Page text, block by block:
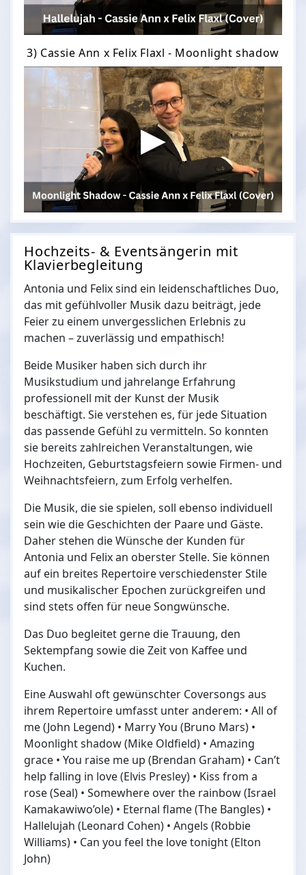
3) Cassie Ann x Felix Flaxl - Moonlight shadow
Hochzeits- & Eventsängerin mit
Klavierbegleitung
Antonia und Felix sind ein leidenschaftliches Duo,
das mit gefühlvoller Musik dazu beiträgt, jede
Feier zu einem unvergesslichen Erlebnis zu
machen – zuverlässig und empathisch!
Beide Musiker haben sich durch ihr
Musikstudium und jahrelange Erfahrung
professionell mit der Kunst der Musik
beschäftigt. Sie verstehen es, für jede Situation
das passende Gefühl zu vermitteln. So konnten
sie bereits zahlreichen Veranstaltungen, wie
Hochzeiten, Geburtstagsfeiern sowie Firmen- und
Weihnachtsfeiern, zum Erfolg verhelfen.
Die Musik, die sie spielen, soll ebenso individuell
sein wie die Geschichten der Paare und Gäste.
Daher stehen die Wünsche der Kunden für
Antonia und Felix an oberster Stelle. Sie können
auf ein breites Repertoire verschiedenster Stile
und musikalischer Epochen zurückgreifen und
sind stets offen für neue Songwünsche.
Das Duo begleitet gerne die Trauung, den
Sektempfang sowie die Zeit von Kaffee und
Kuchen.
Eine Auswahl oft gewünschter Coversongs aus
ihrem Repertoire umfasst unter anderem: • All of
me (John Legend) • Marry You (Bruno Mars) •
Moonlight shadow (Mike Oldfield) • Amazing
grace • You raise me up (Brendan Graham) • Can’t
help falling in love (Elvis Presley) • Kiss from a
rose (Seal) • Somewhere over the rainbow (Israel
Kamakawiwo’ole) • Eternal flame (The Bangles) •
Hallelujah (Leonard Cohen) • Angels (Robbie
Williams) • Can you feel the love tonight (Elton
John)